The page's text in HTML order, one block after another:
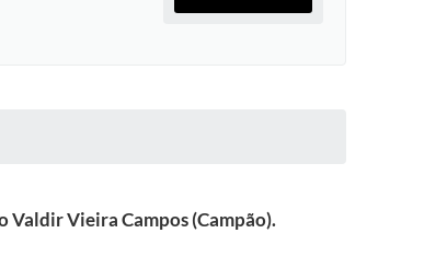
Vieira Campos (Campão).